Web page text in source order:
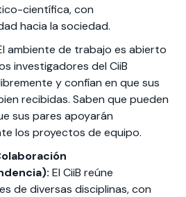
científica, con
hacia la sociedad.
ambiente de trabajo es abierto
investigadores del CiiB
y confían en que sus
recibidas. Saben que pueden
sus pares apoyarán
los proyectos de equipo.
El CiiB reúne
de diversas disciplinas, con